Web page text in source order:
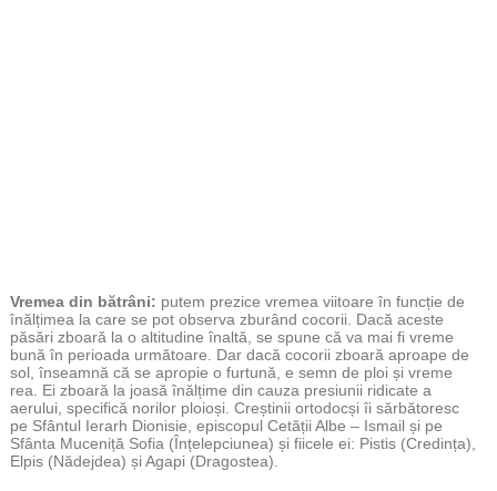
Vremea din bătrâni: putem prezice vremea viitoare în funcție de
înălțimea la care se pot observa zburând cocorii. Dacă aceste
păsări zboară la o altitudine înaltă, se spune că va mai fi vreme
bună în perioada următoare. Dar dacă cocorii zboară aproape de
sol, înseamnă că se apropie o furtună, e semn de ploi și vreme
rea. Ei zboară la joasă înălțime din cauza presiunii ridicate a
aerului, specifică norilor ploioși. Creștinii ortodocși îi sărbătoresc
pe Sfântul Ierarh Dionisie, episcopul Cetății Albe – Ismail și pe
Sfânta Muceniță Sofia (Înțelepciunea) și fiicele ei: Pistis (Credința),
Elpis (Nădejdea) și Agapi (Dragostea).